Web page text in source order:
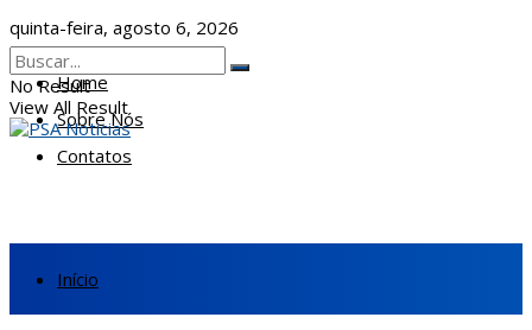
quinta-feira, agosto 6, 2026
Home
Sobre Nós
Contatos
No Result
View All Result
Início